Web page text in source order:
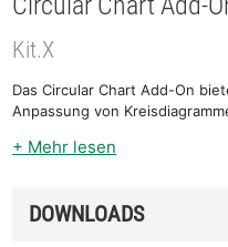
Kit.X
Das Circular Chart Add-On
Anpassung von
+ Mehr lesen
DOWNLOADS